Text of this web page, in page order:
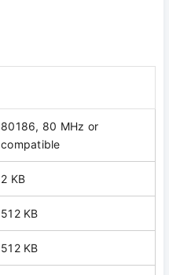
80186, 80 MHz or
compatible
2 KB
512 KB
512 KB